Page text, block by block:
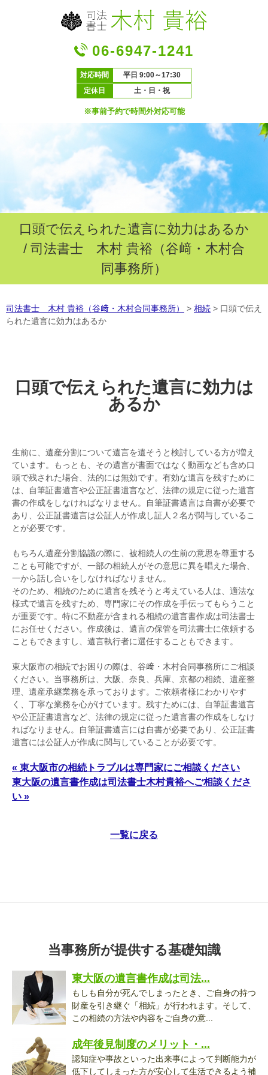
06-6947-1241
対応時間
平日 9:00～17:30
定休日
土・日・祝
※事前予約で時間外対応可能
口頭で伝えられた遺言に効力はあるか
/ 司法書士 木村 貴裕（谷﨑・木村合
同事務所）
司法書士 木村 貴裕（谷﨑・木村合同事務所） > 相続 > 口頭で伝え
られた遺言に効力はあるか
口頭で伝えられた遺言に効力は
あるか
生前に、遺産分割について遺言を遺そうと検討している方が増え
ています。もっとも、その遺言が書面ではなく動画なども含め口
頭で残された場合、法的には無効です。有効な遺言を残すために
は、自筆証書遺言や公正証書遺言など、法律の規定に従った遺言
書の作成をしなければなりません。自筆証書遺言は自書が必要で
あり、公正証書遺言は公証人が作成し証人２名が関与しているこ
とが必要です。
もちろん遺産分割協議の際に、被相続人の生前の意思を尊重する
ことも可能ですが、一部の相続人がその意思に異を唱えた場合、
一から話し合いをしなければなりません。
そのため、相続のために遺言を残そうと考えている人は、適法な
様式で遺言を残すため、専門家にその作成を手伝ってもらうこと
が重要です。特に不動産が含まれる相続の遺言書作成は司法書士
にお任せください。作成後は、遺言の保管を司法書士に依頼する
こともできますし、遺言執行者に選任することもできます。
東大阪市の相続でお困りの際は、谷﨑・木村合同事務所にご相談
ください。当事務所は、大阪、奈良、兵庫、京都の相続、遺産整
理、遺産承継業務を承っております。ご依頼者様にわかりやす
く、丁寧な業務を心がけています。残すためには、自筆証書遺言
や公正証書遺言など、法律の規定に従った遺言書の作成をしなけ
ればなりません。自筆証書遺言には自書が必要であり、公正証書
遺言には公証人が作成に関与していることが必要です。
« 東大阪市の相続トラブルは専門家にご相談ください
東大阪の遺言書作成は司法書士木村貴裕へご相談くださ
い »
一覧に戻る
当事務所が提供する基礎知識
東大阪の遺言書作成は司法...
もしも自分が死んでしまったとき、ご自身の持つ
財産を引き継ぐ「相続」が行われます。そして、
この相続の方法や内容をご自身の意...
成年後見制度のメリット・...
認知症や事故といった出来事によって判断能力が
低下してしまった方が安心して生活できるよう補